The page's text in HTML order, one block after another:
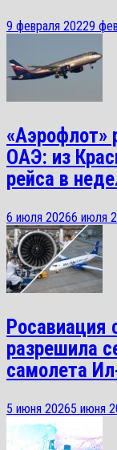
9 февраля 20229
«Аэрофлот»
ОАЭ: из
рейса в
6 июля 20266 июля
Росавиация
разрешила
самолета
5 июня 20265 июня